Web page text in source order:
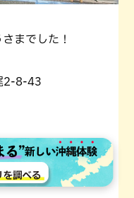
までした！
2-8-43